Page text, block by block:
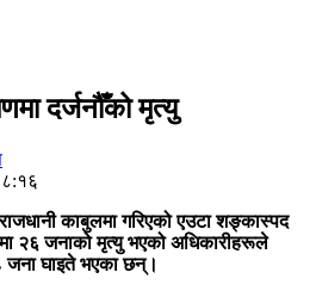
दर्जनौँको मृत्यु
काबुलमा गरिएको एउटा शङ्कास्पद
२६ जनाको मृत्यु भएको अधिकारीहरूले
जना घाइते भएका छन्।